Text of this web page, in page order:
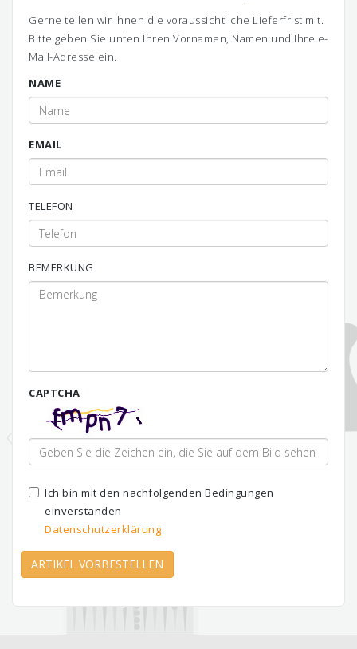
Gerne teilen wir Ihnen die voraussichtliche Lieferfrist mit.
Bitte geben Sie unten Ihren Vornamen, Namen und Ihre e-
Mail-Adresse ein.
NAME
EMAIL
TELEFON
BEMERKUNG
CAPTCHA
Ich bin mit den nachfolgenden Bedingungen
einverstanden
Datenschutzerklärung
ARTIKEL VORBESTELLEN